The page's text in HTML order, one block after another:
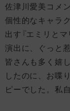
佐津川愛美コメ
個性的なキャラ
出す『エミリと
演出に、ぐっと
皆さんも多く嬉
したのに、お喋
ピーでした。私